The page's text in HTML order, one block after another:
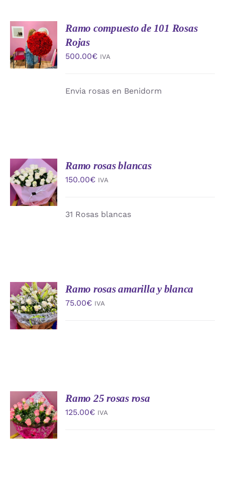
AÑADIR
AL
CARRITO
/
DETALLES
Ramo compuesto de 101 Rosas
Rojas
500.00€ IVA
Envia rosas en Benidorm
AÑADIR
AL
CARRITO
/
DETALLES
Ramo rosas blancas
150.00€ IVA
31 Rosas blancas
AÑADIR
AL
CARRITO
/
DETALLES
Ramo rosas amarilla y blanca
75.00€ IVA
AÑADIR
AL
CARRITO
/
DETALLES
Ramo 25 rosas rosa
125.00€ IVA